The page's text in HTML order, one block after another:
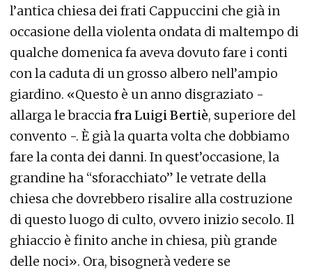
l’antica chiesa dei frati Cappuccini che già in
occasione della violenta ondata di maltempo di
qualche domenica fa aveva dovuto fare i conti
con la caduta di un grosso albero nell’ampio
giardino. «Questo è un anno disgraziato -
allarga le bracciafra Luigi Bertiè, superiore del
convento -. È già la quarta volta che dobbiamo
fare la conta dei danni. In quest’occasione, la
grandine ha “sforacchiato” le vetrate della
chiesa che dovrebbero risalire alla costruzione
di questo luogo di culto, ovvero inizio secolo. Il
ghiaccio è finito anche in chiesa, più grande
delle noci». Ora, bisognerà vedere se